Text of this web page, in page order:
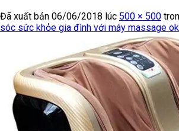
Đã xuất bản 06/06/2018 lúc 500 × 500
sóc sức khỏe gia đình với máy massage